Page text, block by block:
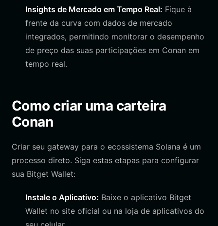
Insights de Mercado em Tempo Real: Fique à
frente da curva com dados de mercado
integrados, permitindo monitorar o desempenho
de preço das suas participações em Conan em
tempo real.
Como criar uma carteira
Conan
Criar seu gateway para o ecossistema Solana é um
processo direto. Siga estas etapas para configurar
sua Bitget Wallet:
Instale o Aplicativo: Baixe o aplicativo Bitget
Wallet no site oficial ou na loja de aplicativos do